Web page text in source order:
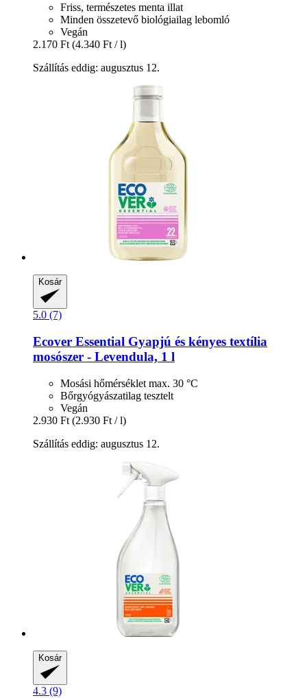
Friss, természetes menta illat
Minden összetevő biológiailag lebomló
Vegán
2.170 Ft (4.340 Ft / l)
Szállítás eddig: augusztus 12.
Kosár
5.0 (7)
Ecover Essential Gyapjú és kényes textília
mosószer -​ Levendula, 1 l
Mosási hőmérséklet max. 30 °C
Bőrgyógyászatilag tesztelt
Vegán
2.930 Ft (2.930 Ft / l)
Szállítás eddig: augusztus 12.
Kosár
4.3 (9)